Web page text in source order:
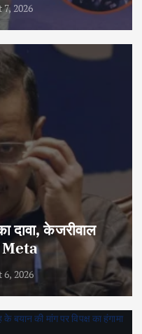
2026
दावा, केजरीवाल
Meta
2026